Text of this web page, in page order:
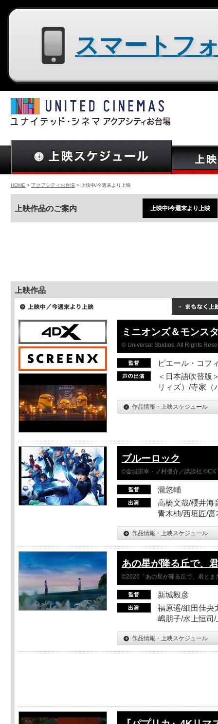
HOME > アクアシティお台場 > 上映中/今週末より上映
上映作品のご案内 上映中/今週末より上映
上映作品
ミニオンズ＆モンス
© Universal Studios. All Rights
ピエール・コフ
＜日本語吹替版
リィズ）/寺家（
作品情報・上映スケジュール
ブルーロック
©金城宗幸・ノ村優介／講談社 ©CK
瀧悠輔
高橋文哉/櫻井海
青木柚/西垣匠/
作品情報・上映スケジュール
あの星が降る丘で、
©2026「あの星が降る丘で、君とま
新城毅彦
福原遥/細田佳央
嶋朋子/水上恒司
作品情報・上映スケジュール